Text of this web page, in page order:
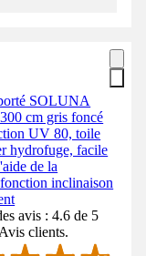
SOLUNA
cm gris foncé
UV 80, toile
hydrofuge, facile
de la
inclinaison
avis : 4.6 de 5
clients.